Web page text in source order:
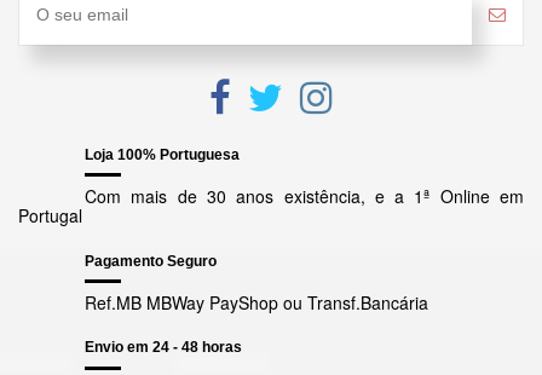
g
g
g
g
O seu cão vai precisar de tempo para se habituar ao novo
alimento. Para evitar problemas de digestão, deve aumentar,
gradualmente, a quantidade do novo alimento misturado com o
As quantidades referidas são apenas orientadoras e devem ser
adaptadas às necessidades nutricionais específicas do seu cão.
Devem ser tidos em consideração factores como a idade, níveis
de actividade e diferenças ambientais.
Se o seu cão tiver com excesso de peso, deve reduzir a porção
diária. Consulte regularmente o seu veterinário e siga as suas
indicações
Deve ter ao dispor do seu cão água fresca e limpa diariamente.
Loja 100% Portuguesa
Com mais de 30 anos existência, e a 1ª Online em
Portugal
Pagamento Seguro
Ref.MB MBWay PayShop ou Transf.Bancária
Envio em 24 - 48 horas